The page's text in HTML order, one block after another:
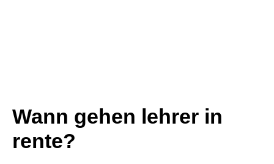
Wann gehen lehrer in
rente?